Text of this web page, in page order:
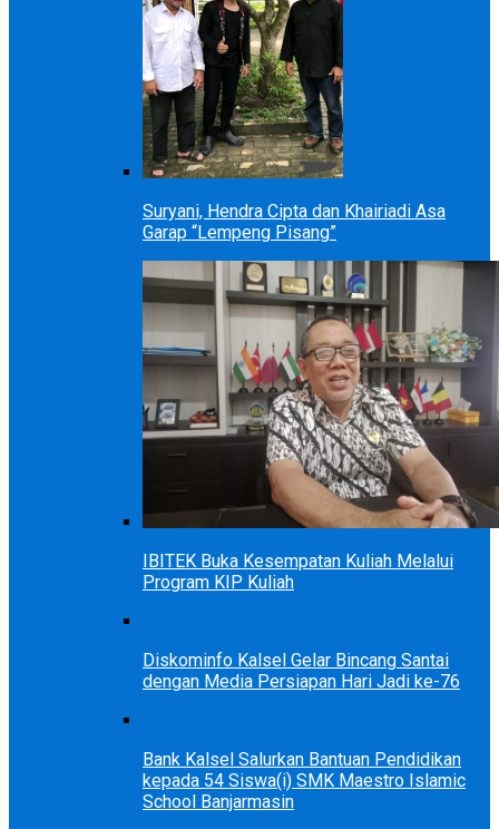
Suryani, Hendra Cipta dan Khairiadi Asa
Garap “Lempeng Pisang”
IBITEK Buka Kesempatan Kuliah Melalui
Program KIP Kuliah
Diskominfo Kalsel Gelar Bincang Santai
dengan Media Persiapan Hari Jadi ke-76
Bank Kalsel Salurkan Bantuan Pendidikan
kepada 54 Siswa(i) SMK Maestro Islamic
School Banjarmasin